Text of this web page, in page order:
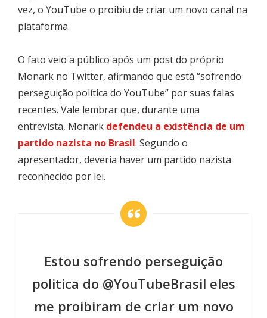
vez, o YouTube o proibiu de criar um novo canal na
plataforma.
O fato veio a público após um post do próprio
Monark no Twitter, afirmando que está “sofrendo
perseguição política do YouTube” por suas falas
recentes. Vale lembrar que, durante uma
entrevista, Monark defendeu a existência de um
partido nazista no Brasil. Segundo o
apresentador, deveria haver um partido nazista
reconhecido por lei.
Estou sofrendo perseguição
politica do @YouTubeBrasil eles
me proibiram de criar um novo